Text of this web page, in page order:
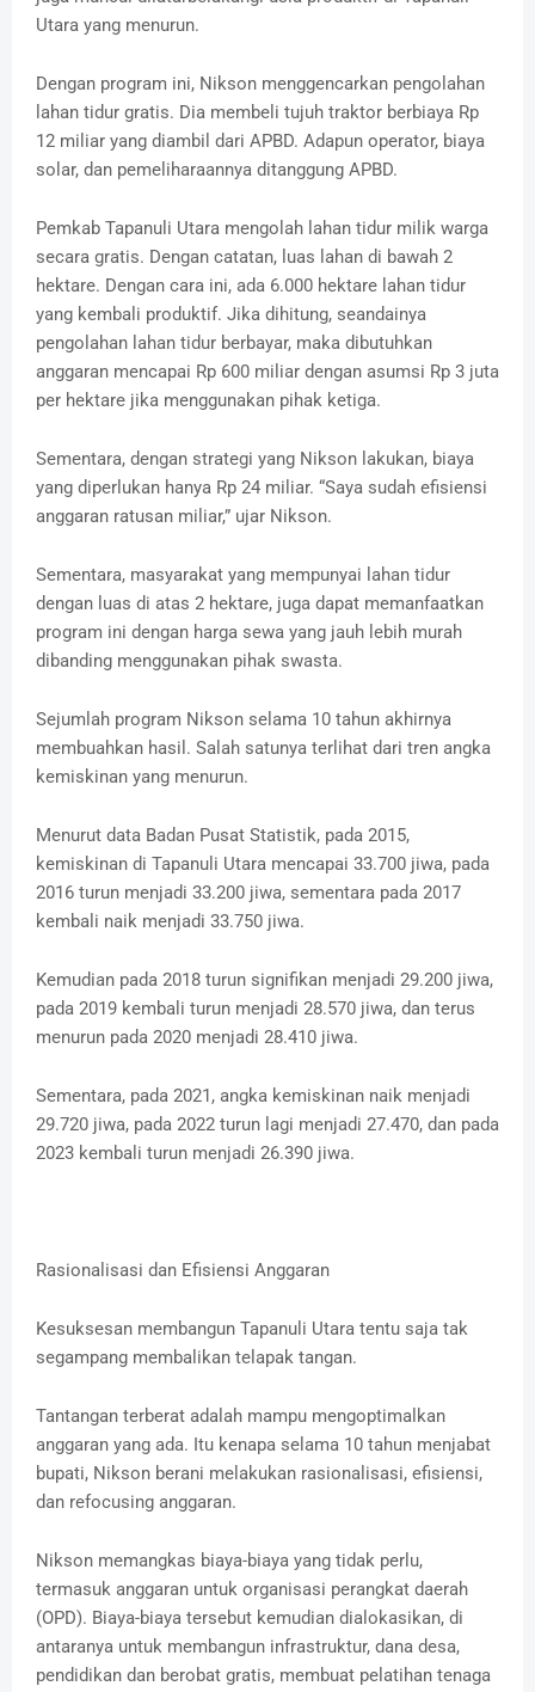
Utara yang menurun.
Dengan program ini, Nikson menggencarkan pengolahan
lahan tidur gratis. Dia membeli tujuh traktor berbiaya Rp
12 miliar yang diambil dari APBD. Adapun operator, biaya
solar, dan pemeliharaannya ditanggung APBD.
Pemkab Tapanuli Utara mengolah lahan tidur milik warga
secara gratis. Dengan catatan, luas lahan di bawah 2
hektare. Dengan cara ini, ada 6.000 hektare lahan tidur
yang kembali produktif. Jika dihitung, seandainya
pengolahan lahan tidur berbayar, maka dibutuhkan
anggaran mencapai Rp 600 miliar dengan asumsi Rp 3 juta
per hektare jika menggunakan pihak ketiga.
Sementara, dengan strategi yang Nikson lakukan, biaya
yang diperlukan hanya Rp 24 miliar. “Saya sudah efisiensi
anggaran ratusan miliar,” ujar Nikson.
Sementara, masyarakat yang mempunyai lahan tidur
dengan luas di atas 2 hektare, juga dapat memanfaatkan
program ini dengan harga sewa yang jauh lebih murah
dibanding menggunakan pihak swasta.
Sejumlah program Nikson selama 10 tahun akhirnya
membuahkan hasil. Salah satunya terlihat dari tren angka
kemiskinan yang menurun.
Menurut data Badan Pusat Statistik, pada 2015,
kemiskinan di Tapanuli Utara mencapai 33.700 jiwa, pada
2016 turun menjadi 33.200 jiwa, sementara pada 2017
kembali naik menjadi 33.750 jiwa.
Kemudian pada 2018 turun signifikan menjadi 29.200 jiwa,
pada 2019 kembali turun menjadi 28.570 jiwa, dan terus
menurun pada 2020 menjadi 28.410 jiwa.
Sementara, pada 2021, angka kemiskinan naik menjadi
29.720 jiwa, pada 2022 turun lagi menjadi 27.470, dan pada
2023 kembali turun menjadi 26.390 jiwa.
Rasionalisasi dan Efisiensi Anggaran
Kesuksesan membangun Tapanuli Utara tentu saja tak
segampang membalikan telapak tangan.
Tantangan terberat adalah mampu mengoptimalkan
anggaran yang ada. Itu kenapa selama 10 tahun menjabat
bupati, Nikson berani melakukan rasionalisasi, efisiensi,
dan refocusing anggaran.
Nikson memangkas biaya-biaya yang tidak perlu,
termasuk anggaran untuk organisasi perangkat daerah
(OPD). Biaya-biaya tersebut kemudian dialokasikan, di
antaranya untuk membangun infrastruktur, dana desa,
pendidikan dan berobat gratis, membuat pelatihan tenaga